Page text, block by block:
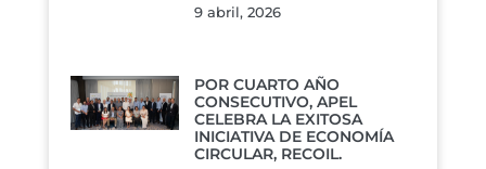
9 abril, 2026
POR CUARTO AÑO
CONSECUTIVO, APEL
CELEBRA LA EXITOSA
INICIATIVA DE ECONOMÍA
CIRCULAR, RECOIL.